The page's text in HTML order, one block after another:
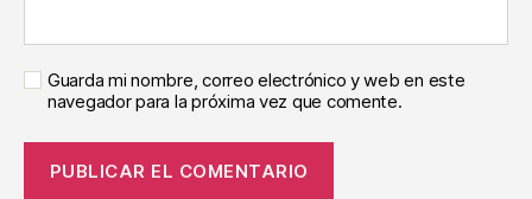
Guarda mi nombre, correo electrónico y web en este
navegador para la próxima vez que comente.